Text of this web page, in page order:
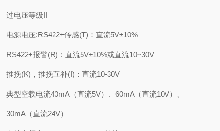
过电压等级II
电源电压:RS422+传感(T)：直流5V±10%
RS422+报警(R)：直流5V±10%或直流10~30V
推挽(K)，推挽互补(I)：直流10-30V
典型空载电流40mA（直流5V）、60mA（直流10V）、
30mA（直流24V）